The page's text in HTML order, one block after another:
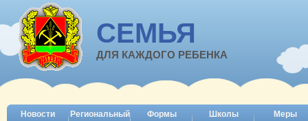
СЕМЬЯ
ДЛЯ КАЖДОГО РЕБЕНКА
Новости
Региональный
Формы
Школы
Меры